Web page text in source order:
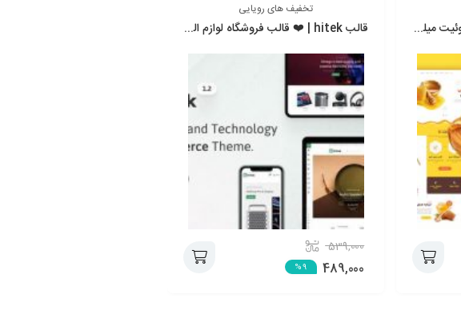
قالب عسل فروشی وردپرس سوئیت میلو ❤️ | قالب SweetMielo | قالب عسل
تخفیف های رویایی
قالب hitek | ❤️ قالب فروشگاه لوازم الکترونیکی هایتک (های تک)
%9
539,000
489,000